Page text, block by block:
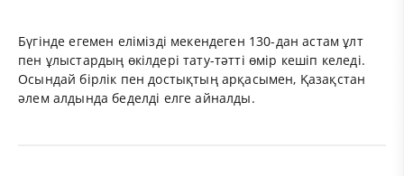
Бүгінде егемен елімізді мекендеген 130-дан астам ұлт
пен ұлыстардың өкілдері тату-тәтті өмір кешіп келеді.
Осындай бірлік пен достықтың арқасымен, Қазақстан
әлем алдында беделді елге айналды.